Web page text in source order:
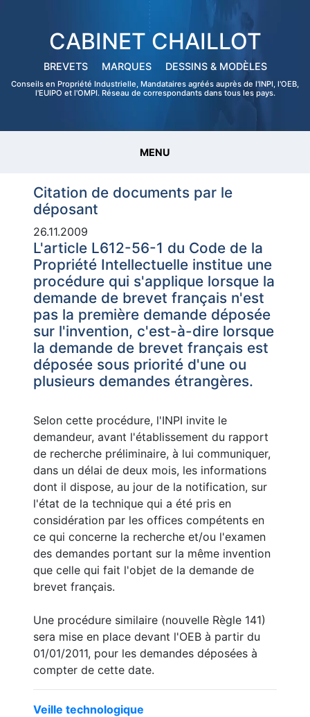
CABINET CHAILLOT
BREVETS MARQUES DESSINS & MODÈLES
Conseils en Propriété Industrielle, Mandataires agréés auprès de l'INPI, l'OEB,
l'EUIPO et l'OMPI. Réseau de correspondants dans tous les pays.
MENU
Citation de documents par le
déposant
26.11.2009
L'article L612-56-1 du Code de la
Propriété Intellectuelle institue une
procédure qui s'applique lorsque la
demande de brevet français n'est
pas la première demande déposée
sur l'invention, c'est-à-dire lorsque
la demande de brevet français est
déposée sous priorité d'une ou
plusieurs demandes étrangères.
Selon cette procédure, l'INPI invite le
demandeur, avant l'établissement du rapport
de recherche préliminaire, à lui communiquer,
dans un délai de deux mois, les informations
dont il dispose, au jour de la notification, sur
l'état de la technique qui a été pris en
considération par les offices compétents en
ce qui concerne la recherche et/ou l'examen
des demandes portant sur la même invention
que celle qui fait l'objet de la demande de
brevet français.
Une procédure similaire (nouvelle Règle 141)
sera mise en place devant l'OEB à partir du
01/01/2011, pour les demandes déposées à
compter de cette date.
Veille technologique